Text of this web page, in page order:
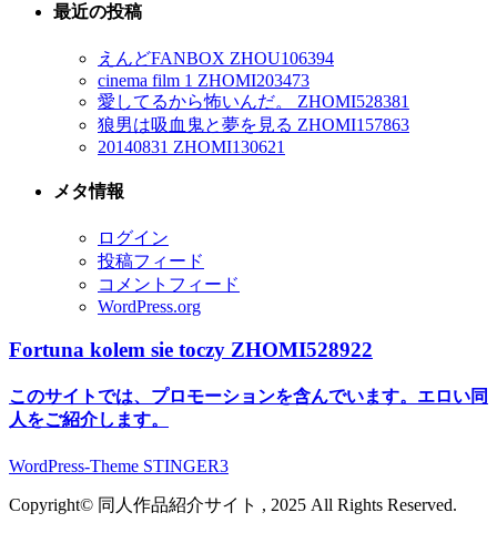
最近の投稿
えんどFANBOX ZHOU106394
cinema film 1 ZHOMI203473
愛してるから怖いんだ。 ZHOMI528381
狼男は吸血鬼と夢を見る ZHOMI157863
20140831 ZHOMI130621
メタ情報
ログイン
投稿フィード
コメントフィード
WordPress.org
Fortuna kolem sie toczy ZHOMI528922
このサイトでは、プロモーションを含んでいます。エロい同
人をご紹介します。
WordPress-Theme STINGER3
Copyright© 同人作品紹介サイト , 2025 All Rights Reserved.